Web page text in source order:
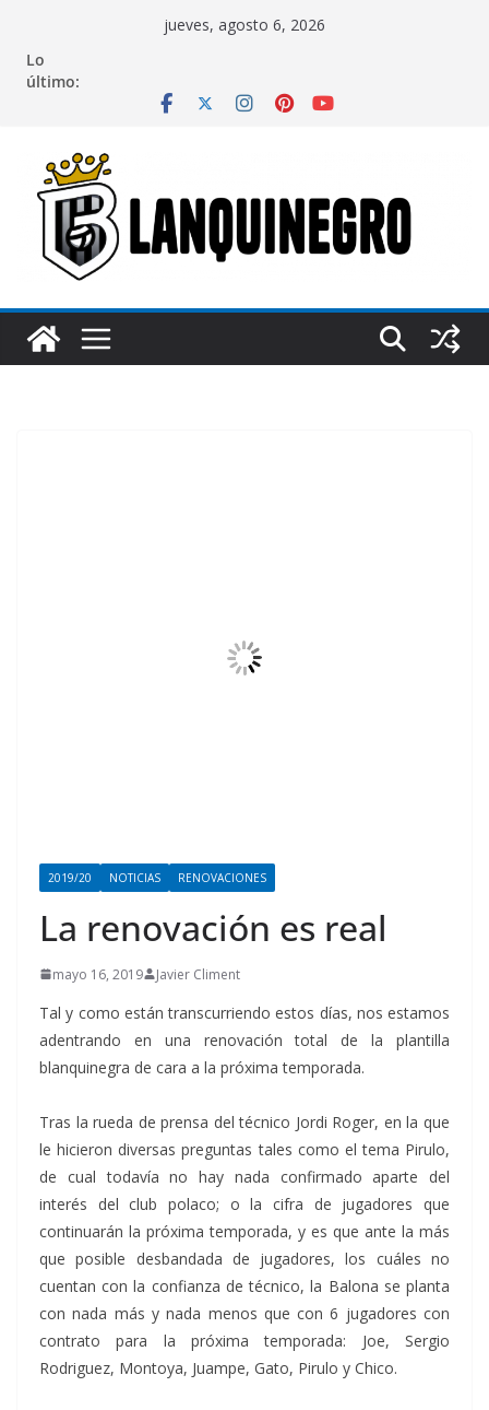
contenido
jueves, agosto 6, 2026
Lo
último:
2019/20 NOTICIAS RENOVACIONES
La renovación es real
mayo 16, 2019 Javier Climent
Tal y como están transcurriendo estos días, nos estamos
adentrando en una renovación total de la plantilla
blanquinegra de cara a la próxima temporada.
Tras la rueda de prensa del técnico Jordi Roger, en la que
le hicieron diversas preguntas tales como el tema Pirulo,
de cual todavía no hay nada confirmado aparte del
interés del club polaco; o la cifra de jugadores que
continuarán la próxima temporada, y es que ante la más
que posible desbandada de jugadores, los cuáles no
cuentan con la confianza de técnico, la Balona se planta
con nada más y nada menos que con 6 jugadores con
contrato para la próxima temporada: Joe, Sergio
Rodriguez, Montoya, Juampe, Gato, Pirulo y Chico.